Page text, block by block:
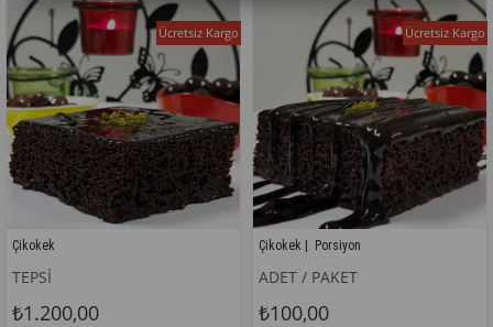
Çikokek
TEPSİ
₺1.200,00
Ücretsiz Kargo
Çikokek |  Porsiyon
ADET / PAKET
₺100,00
Ücretsiz Kargo